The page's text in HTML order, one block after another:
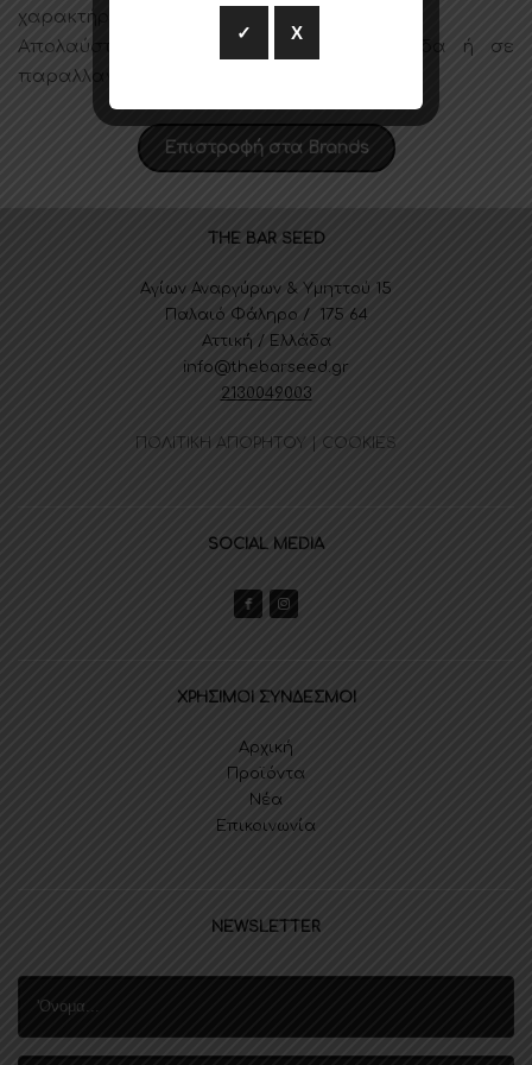
χαρακτήρας και η πολυπλοκότητα του.
Απολαύστε το σκέτο με πάγο, με σόδα ή σε
παραλλαγές κλασσικών κοκτέιλ.
Επιστροφή στα Brands
THE BAR SEED
Αγίων Αναργύρων & Υμηττού 15
Παλαιό Φάληρο / 175 64
Αττική / Ελλάδα
info@thebarseed.gr
2130049003
ΠΟΛΙΤΙΚΗ ΑΠΟΡΗΤΟΥ | COOKIES
SOCIAL MEDIA
ΧΡΗΣΙΜΟΙ ΣΥΝΔΕΣΜΟΙ
Αρχική
Προϊόντα
Νέα
Επικοινωνία
NEWSLETTER
✓ X